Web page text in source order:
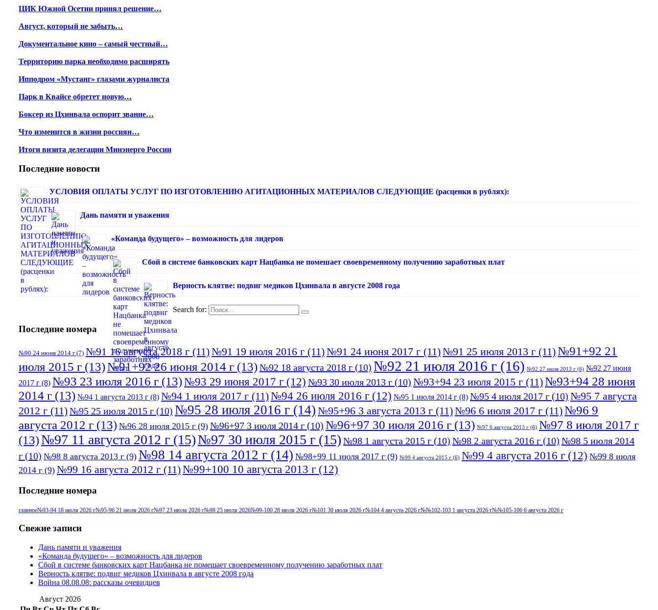
ЦИК Южной Осетии принял решение…
Август, который не забыть…
Документальное кино – самый честный…
Территорию парка необходимо расширять
Ипподром «Мустанг» глазами журналиста
Парк в Квайсе обретет новую…
Боксер из Цхинвала оспорит звание…
Что изменится в жизни россиян…
Итоги визита делегации Минэнерго России
Последние новости
УСЛОВИЯ ОПЛАТЫ УСЛУГ ПО ИЗГОТОВЛЕНИЮ АГИТАЦИОННЫХ МАТЕРИАЛОВ СЛЕДУЮЩИЕ (расценки в рублях):
Дань памяти и уважения
«Команда будущего» – возможность для лидеров
Сбой в системе банковских карт Нацбанка не помешает своевременному получению заработных плат
Верность клятве: подвиг медиков Цхинвала в августе 2008 года
Search for:
Последние номера
№90 24 июня 2014 г (7) №91 16 августа 2018 г (11)№91 19 июля 2016 г (11)№91 24 июня 2017 г (11)№91 25 июля 2013 г (11)№91+92 21
июля 2015 г (13)№91+92 26 июня 2014 г (13)№92 18 августа 2018 г (10) №92 21 июля 2016 г (16) №92 27 июля 2013 г (6) №92 27 июня
2017 г (8) №93 23 июля 2016 г (13)№93 29 июня 2017 г (12) №93 30 июля 2013 г (10) №93+94 23 июля 2015 г (11)№93+94 28 июня
2014 г (13) №94 1 августа 2013 г (8) №94 1 июля 2017 г (11)№94 26 июля 2016 г (12) №95 1 июля 2014 г (8) №95 4 июля 2017 г (10) №95 7 августа
2012 г (11)№95 25 июля 2015 г (10) №95 28 июля 2016 г (14) №95+96 3 августа 2013 г (11)№96 6 июля 2017 г (11)№96 9
августа 2012 г (13) №96 28 июля 2015 г (9) №96+97 3 июля 2014 г (10) №96+97 30 июля 2016 г (13) №97 6 августа 2013 г (6) №97 8 июля 2017 г
(13)№97 11 августа 2012 г (15)№97 30 июля 2015 г (15) №98 1 августа 2015 г (10) №98 2 августа 2016 г (10) №98 5 июля 2014
г (10) №98 8 августа 2013 г (9) №98 14 августа 2012 г (14) №98+99 11 июля 2017 г (9) №99 4 августа 2015 г (6) №99 4 августа 2016 г (12) №99 8 июля
2014 г (9) №99 16 августа 2012 г (11)№99+100 10 августа 2013 г (12)
Последние номера
главное№93-94 18 июля 2026 г№95-96 21 июля 2026 г№97 23 июля 2026 г№98 25 июля 2026№99-100 28 июля 2026 г№101 30 июля 2026 г№104 4 августа 2026 г№№102-103 1 августа 2026 г№№105-106 6 августа 2026 г
Свежие записи
Дань памяти и уважения
«Команда будущего» – возможность для лидеров
Сбой в системе банковских карт Нацбанка не помешает своевременному получению заработных плат
Верность клятве: подвиг медиков Цхинвала в августе 2008 года
Война 08.08.08: рассказы очевидцев
Август 2026